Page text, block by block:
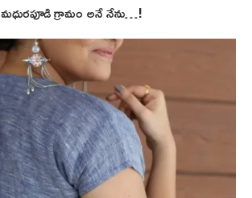
మధురపూడి గ్రామం అనే నేను…!